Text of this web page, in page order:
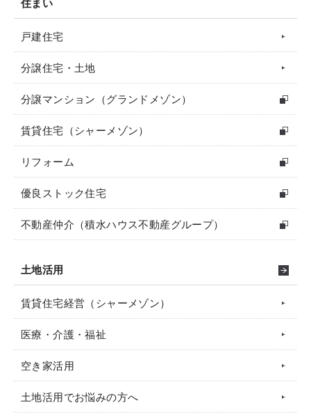
戸建住宅
分譲住宅・土地
分譲マンション（グランドメゾン）
賃貸住宅（シャーメゾン）
リフォーム
優良ストック住宅
不動産仲介（積水ハウス不動産グループ）
土地活用
賃貸住宅経営（シャーメゾン）
医療・介護・福祉
空き家活用
土地活用でお悩みの方へ